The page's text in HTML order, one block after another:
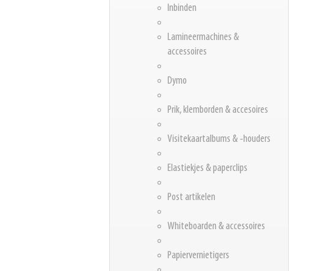
Inbinden
Lamineermachines &
accessoires
Dymo
Prik, klemborden & accesoires
Visitekaartalbums & -houders
Elastiekjes & paperclips
Post artikelen
Whiteboarden & accessoires
Papiervernietigers